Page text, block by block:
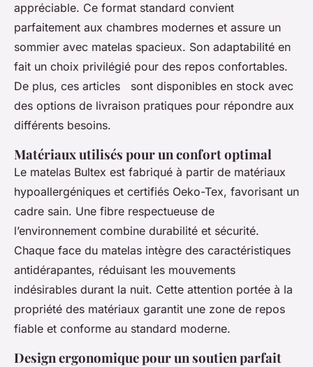
appréciable. Ce format standard convient
parfaitement aux chambres modernes et assure un
sommier avec matelas spacieux. Son adaptabilité en
fait un choix privilégié pour des repos confortables.
De plus, ces articles sont disponibles en stock avec
des options de livraison pratiques pour répondre aux
différents besoins.
Matériaux utilisés pour un confort optimal
Le matelas Bultex est fabriqué à partir de matériaux
hypoallergéniques et certifiés Oeko-Tex, favorisant un
cadre sain. Une fibre respectueuse de
l’environnement combine durabilité et sécurité.
Chaque face du matelas intègre des caractéristiques
antidérapantes, réduisant les mouvements
indésirables durant la nuit. Cette attention portée à la
propriété des matériaux garantit une zone de repos
fiable et conforme au standard moderne.
Design ergonomique pour un soutien parfait